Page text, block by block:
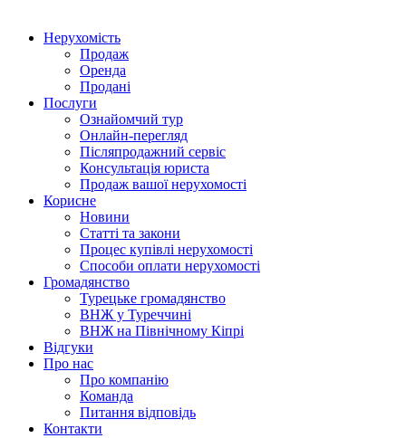
Нерухомість
Продаж
Оренда
Продані
Послуги
Ознайомчий тур
Онлайн-перегляд
Післяпродажний сервіс
Консультація юриста
Продаж вашої нерухомості
Корисне
Новини
Статті та закони
Процес купівлі нерухомості
Способи оплати нерухомості
Громадянство
Турецьке громадянство
ВНЖ у Туреччині
ВНЖ на Північному Кіпрі
Відгуки
Про нас
Про компанію
Команда
Питання відповідь
Контакти